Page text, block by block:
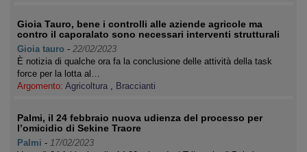
Gioia Tauro, bene i controlli alle aziende agricole ma
contro il caporalato sono necessari interventi strutturali
Gioia tauro - 22/02/2023
È notizia di qualche ora fa la conclusione delle attività della task
force per la lotta al…
Argomento: Agricoltura , Braccianti
Palmi, il 24 febbraio nuova udienza del processo per
l’omicidio di Sekine Traore
Palmi - 17/02/2023